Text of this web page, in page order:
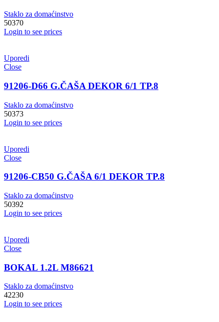
Staklo za domaćinstvo
50370
Login to see prices
Uporedi
Close
91206-D66 G.ČAŠA DEKOR 6/1 TP.8
Staklo za domaćinstvo
50373
Login to see prices
Uporedi
Close
91206-CB50 G.ČAŠA 6/1 DEKOR TP.8
Staklo za domaćinstvo
50392
Login to see prices
Uporedi
Close
BOKAL 1.2L M86621
Staklo za domaćinstvo
42230
Login to see prices